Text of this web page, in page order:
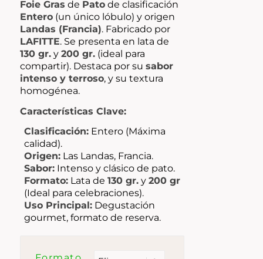
Foie Gras de Patode clasificación
Entero(un único lóbulo) y origen
Landas (Francia). Fabricado por
LAFITTE. Se presenta en lata de
130 gr.y 200 gr.(ideal para
compartir). Destaca por su sabor
intenso y terroso, y su textura
homogénea.
Características Clave:
Clasificación:Entero (Máxima
calidad).
Origen:Las Landas, Francia.
Sabor:Intenso y clásico de pato.
Formato:Lata de 130 gr.y 200 gr
(Ideal para celebraciones).
Uso Principal:Degustación
gourmet, formato de reserva.